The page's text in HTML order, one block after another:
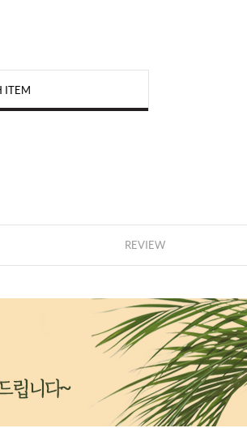
페이코 ID로 페이
ITEM
REVIEW